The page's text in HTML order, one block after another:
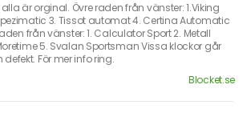
är orginal. Övre raden från vänster: 1.Viking
3. Tissot automat 4. Certina Automatic
från vänster: 1. Calculator Sport 2. Metall
5. Svalan Sportsman Vissa klockor går
För mer info ring.
Blocket.se